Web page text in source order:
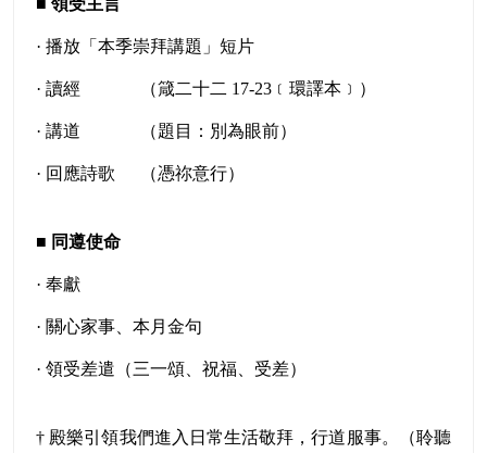
■ 領受主言
· 播放「本季崇拜講題」短片
· 讀經 （箴二十二 17-23﹝環譯本﹞）
· 講道 （題目：別為眼前）
· 回應詩歌 （憑祢意行）
■ 同遵使命
· 奉獻
· 關心家事、本月金句
· 領受差遣（三一頌、祝福、受差）
† 殿樂引領我們進入日常生活敬拜，行道服事。（聆聽